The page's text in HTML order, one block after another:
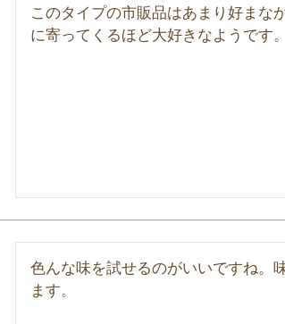
このタイプの市販品はあまり好まな
に寄ってくるほど大好きなようです。
色んな味を試せるのがいいですね。
ます。